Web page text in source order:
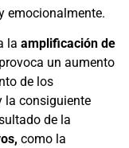
emocionalmente.
la amplificación de
un aumento
de los
la consiguiente
de la
como la